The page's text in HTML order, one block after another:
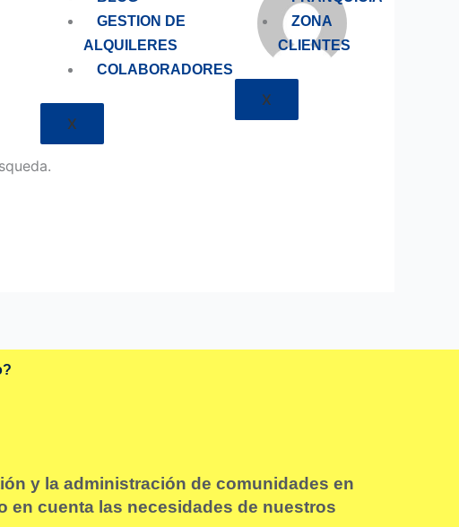
GESTION DE
ALQUILERES
COLABORADORES
X
ZONA
CLIENTES
X
y la administración de comunidades en
en cuenta las necesidades de nuestros